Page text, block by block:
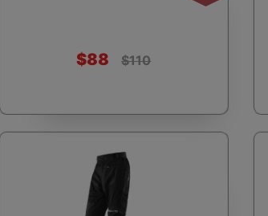
天文望遠
$88 $110